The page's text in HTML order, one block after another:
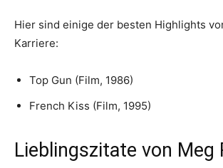
Hier sind einige der besten Highlights
Karriere:
Top Gun (Film, 1986)
French Kiss (Film, 1995)
Lieblingszitate von Meg